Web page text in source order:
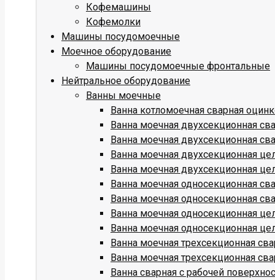
Кофемашины
Кофемолки
Машины посудомоечные
Моечное оборудование
Машины посудомоечные фронтальные
Нейтральное оборудование
Ванны моечные
Ванна котломоечная сварная
Ванна моечная двухсекционная
Ванна моечная двухсекционная
Ванна моечная двухсекционная
Ванна моечная двухсекционная
Ванна моечная односекционная
Ванна моечная односекционная
Ванна моечная односекционная
Ванна моечная односекционная
Ванна моечная трехсекционная
Ванна моечная трехсекционная
Ванна сварная с рабочей